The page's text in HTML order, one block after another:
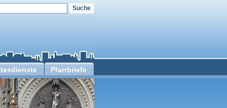
Pfarrbriefe